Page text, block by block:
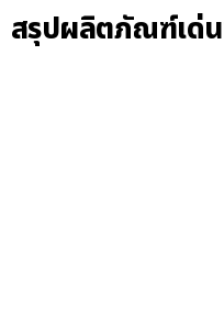
สรุปผลิตภัณฑ์เด่